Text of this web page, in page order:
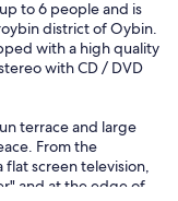
to 6 people and is
district of Oybin.
with a high quality
with CD / DVD
terrace and large
From the
screen television,
and at the edge of